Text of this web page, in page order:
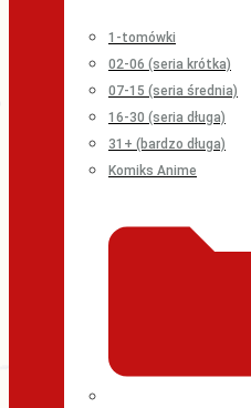
1-tomówki
02-06 (seria krótka)
07-15 (seria średnia)
16-30 (seria długa)
31+ (bardzo długa)
Komiks Anime